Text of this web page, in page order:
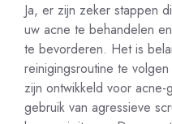
Ja, er zijn zeker stappen
uw acne te behandelen
te bevorderen. Het is
reinigingsroutine te
zijn ontwikkeld voor
gebruik van agressieve